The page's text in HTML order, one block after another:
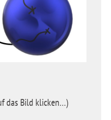
das Bild klicken…)